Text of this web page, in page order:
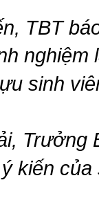
TBT
nghiệm
sinh
Trưởng
kiến của